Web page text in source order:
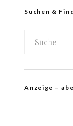
Suchen &
Anzeige –